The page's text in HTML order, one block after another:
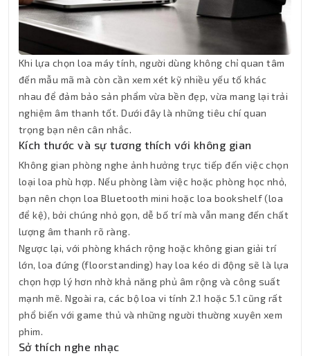
Khi lựa chọn loa máy tính, người dùng không chỉ quan tâm
đến mẫu mã mà còn cần xem xét kỹ nhiều yếu tố khác
nhau để đảm bảo sản phẩm vừa bền đẹp, vừa mang lại trải
nghiệm âm thanh tốt. Dưới đây là những tiêu chí quan
trọng bạn nên cân nhắc.
Kích thước và sự tương thích với không gian
Không gian phòng nghe ảnh hưởng trực tiếp đến việc chọn
loại loa phù hợp. Nếu phòng làm việc hoặc phòng học nhỏ,
bạn nên chọn loa Bluetooth mini hoặc loa bookshelf (loa
để kệ), bởi chúng nhỏ gọn, dễ bố trí mà vẫn mang đến chất
lượng âm thanh rõ ràng.
Ngược lại, với phòng khách rộng hoặc không gian giải trí
lớn, loa đứng (floorstanding) hay loa kéo di động sẽ là lựa
chọn hợp lý hơn nhờ khả năng phủ âm rộng và công suất
mạnh mẽ. Ngoài ra, các bộ loa vi tính 2.1 hoặc 5.1 cũng rất
phổ biến với game thủ và những người thường xuyên xem
phim.
Sở thích nghe nhạc